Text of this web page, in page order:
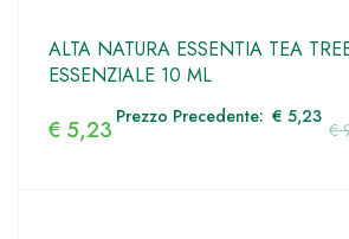
ALTA NATURA ESSENTIA TEA
ESSENZIALE 10 ML
€
€ 5,23 Prezzo Precedente: € 5,23